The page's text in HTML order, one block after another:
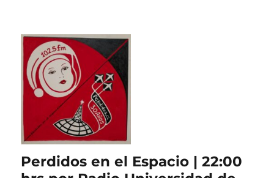
Perdidos en el Espacio | 22:00